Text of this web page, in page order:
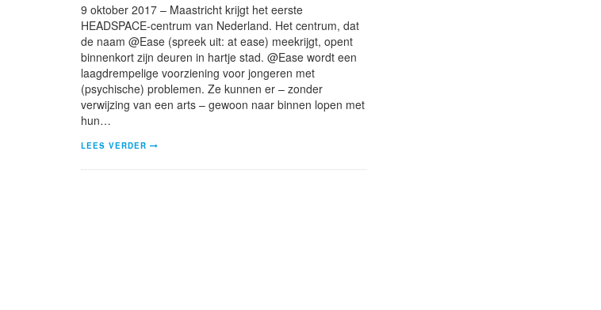
9 oktober 2017 – Maastricht krijgt het eerste
HEADSPACE-centrum van Nederland. Het centrum, dat
de naam @Ease (spreek uit: at ease) meekrijgt, opent
binnenkort zijn deuren in hartje stad. @Ease wordt een
laagdrempelige voorziening voor jongeren met
(psychische) problemen. Ze kunnen er – zonder
verwijzing van een arts – gewoon naar binnen lopen met
hun…
LEES VERDER